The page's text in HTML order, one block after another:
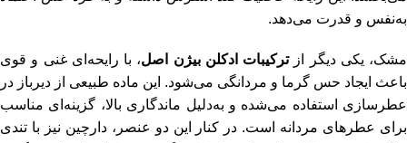
به‌نفس و قدرت می‌دهد.
مشک، یکی دیگر از ترکیبات ادکلن بیژن اصل، با رایحه‌ای غنی و قوی
باعث ایجاد حس گرما و مردانگی می‌شود. این ماده طبیعی از دیرباز در
عطرسازی استفاده می‌شده و به‌دلیل ماندگاری بالا، گزینه‌ای مناسب
برای عطرهای مردانه است. در کنار این دو عنصر، دارچین نیز با تندی